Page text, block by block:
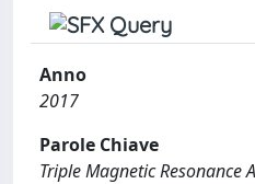
Anno
2017
Parole Chiave
Triple Magnetic Resonance